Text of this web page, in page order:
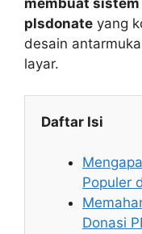
membuat
plsdonate yang
desain
layar.
Daftar Isi
Populer
Donasi